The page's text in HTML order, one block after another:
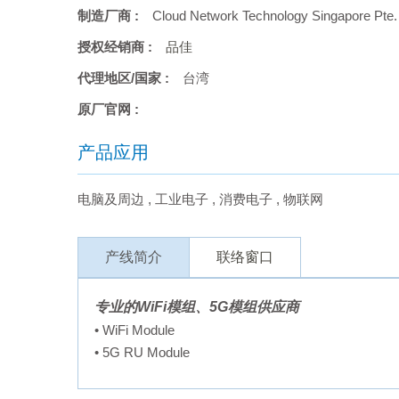
制造厂商 : Cloud Network Technology Singapore
授权经销商 : 品佳
代理地区/国家 : 台湾
原厂官网 :
产品应用
电脑及周边 , 工业电子 , 消费电子 , 物联网
产线简介 联络窗口
专业的WiFi模组、5G模组供应商
• WiFi Module
• 5G RU Module